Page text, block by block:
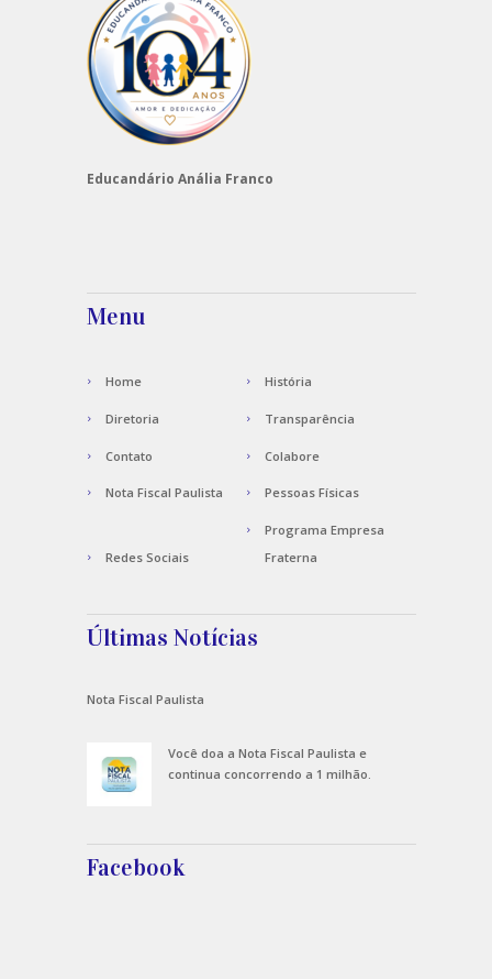
Educandário Anália Franco
Menu
Home História
Diretoria Transparência
Contato Colabore
Nota Fiscal Paulista Pessoas Físicas
Redes Sociais
Programa Empresa
Fraterna
Últimas Notícias
Nota Fiscal Paulista
Você doa a Nota Fiscal Paulista e
continua concorrendo a 1 milhão.
Facebook